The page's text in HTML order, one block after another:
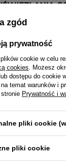
biała, czarne
cichy, z
zgód
prywatność
cookie w celu
cookies. Możesz
dostępu do cookie
temat warunków i
Prywatność i
pliki cookie
pliki cookie